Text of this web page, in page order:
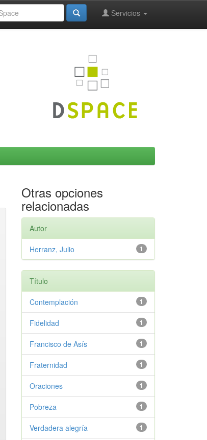
Servicios
Otras opciones
relacionadas
Autor
1
Herranz, Julio
Título
1
Contemplación
1
Fidelidad
1
Francisco de Asís
1
Fraternidad
1
Oraciones
1
Pobreza
1
Verdadera alegría